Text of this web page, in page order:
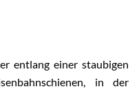
entlang einer staubigen
in der